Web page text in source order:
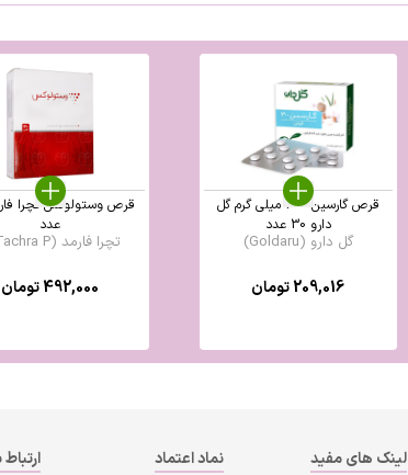
قرص گارسین 300 میلی گرم گل
دارو 30 عدد
گل دارو (Goldaru)
209,016تومان
عدد
تچرا فارمد (Tachra P ...
492,000تومان
لینک های مفید نماد اعتماد ارتباط